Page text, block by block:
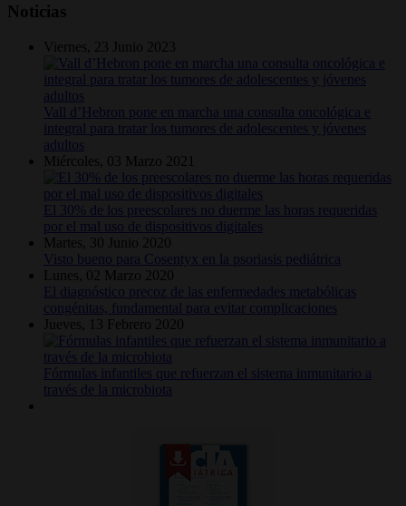
Noticias
Viernes, 23 Junio 2023
Vall d’Hebron pone en marcha una consulta oncológica e
integral para tratar los tumores de adolescentes y jóvenes
adultos
Miércoles, 03 Marzo 2021
El 30% de los preescolares no duerme las horas requeridas
por el mal uso de dispositivos digitales
Martes, 30 Junio 2020
Visto bueno para Cosentyx en la psoriasis pediátrica
Lunes, 02 Marzo 2020
El diagnóstico precoz de las enfermedades metabólicas
congénitas, fundamental para evitar complicaciones
Jueves, 13 Febrero 2020
Fórmulas infantiles que refuerzan el sistema inmunitario a
través de la microbiota